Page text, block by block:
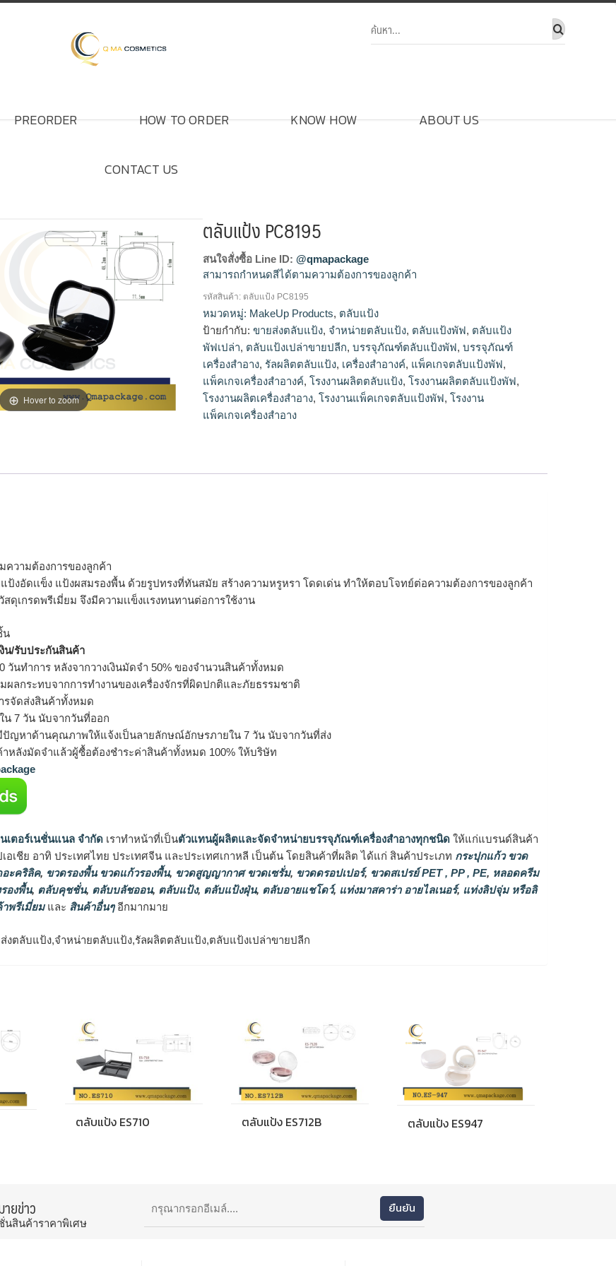
PREORDER HOW TO ORDER KNOW HOW ABOUT US
CONTACT US
Hover to zoom
ตลับแป้ง PC8195
สนใจสั่งซื้อ Line ID: @qmapackage
สามารถกำหนดสีได้ตามความต้องการของลูกค้า
โรงงานผลิตตลับแป้ง,ขายส่งตลับแป้ง,จำหน่ายตลับแป้ง,รัลผลิตตลับ
แป้ง,ตลับแป้งเปล่าขายปลีก
รหัสสินค้า: ตลับแป้ง PC8195
หมวดหมู่: MakeUp Products, ตลับแป้ง
ป้ายกำกับ:ขายส่งตลับแป้ง, จำหน่ายตลับแป้ง, ตลับแป้งพัฟ, ตลับแป้ง
พัฟเปล่า, ตลับแป้งเปล่าขายปลีก,บรรจุภัณฑ์ตลับแป้งพัฟ,บรรจุภัณฑ์
เครื่องสำอาง, รัลผลิตตลับแป้ง, เครื่องสำอางค์, แพ็คเกจตลับแป้งพัฟ,
แพ็คเกจเครื่องสำอางค์,โรงงานผลิตตลับแป้ง,โรงงานผลิตตลับแป้งพัฟ,
โรงงานผลิตเครื่องสำอาง,โรงงานแพ็คเกจตลับแป้งพัฟ,โรงงาน
แพ็คเกจเครื่องสำอาง
ความต้องการของลูกค้า
ป้งอัดเเข็ง แป้งผสมรองพื้น ด้วยรูปทรงที่ทันสมัย สร้างความหรูหรา โดดเด่น ทำให้ตอบโจทย์ต่อความต้องการของลูกค้า
เกรดพรีเมี่ยม จึงมีความเเข็งเเรงทนทานต่อการใช้งาน
น
น/รับประกันสินค้า
วันทำการ หลังจากวางเงินมัดจำ 50% ของจำนวนสินค้าทั้งหมด
มผลกระทบจากการทำงานของเครื่องจักรที่ผิดปกติและภัยธรรมชาติ
รจัดส่งสินค้าทั้งหมด
น 7 วัน นับจากวันที่ออก
ปัญหาด้านคุณภาพให้แจ้งเป็นลายลักษณ์อักษรภายใน 7 วัน นับจากวันที่ส่ง
หลังมัดจำแล้วผู้ซื้อต้องชำระค่าสินค้าทั้งหมด 100% ให้บริษัท
เตอร์เนชั่นแนล จำกัด เราทำหน้าที่เป็นตัวแทนผู้ผลิตและจัดจำหน่ายบรรจุภัณฑ์เครื่องสำอางทุกชนิด ให้แก่แบรนด์สินค้า
อเชีย อาทิ ประเทศไทย ประเทศจีน และประเทศเกาหลี เป็นต้น โดยสินค้าที่ผลิต ได้แก่ สินค้าประเภท กระปุกแก้ว ขวด
ะคริลิค, ขวดรองพื้น ขวดแก้วรองพื้น, ขวดสูญญากาศ ขวดเซรั่ม, ขวดดรอปเปอร์, ขวดสเปรย์ PET , PP , PE, หลอดครีม
องพื้น, ตลับคุชชั่น, ตลับบลัชออน, ตลับแป้ง, ตลับแป้งฝุ่น, ตลับอายแชโดว์, แท่งมาสคาร่า อายไลเนอร์, แท่งลิปจุ่ม หรือลิ
พรีเมี่ยมและ สินค้าอื่นๆอีกมากมาย
งตลับแป้ง,จำหน่ายตลับแป้ง,รัลผลิตตลับแป้ง,ตลับแป้งเปล่าขายปลีก
ตลับแป้ง ES710 ตลับแป้ง ES712B ตลับแป้ง ES947
ยข่าว
นสินค้าราคาพิเศษ